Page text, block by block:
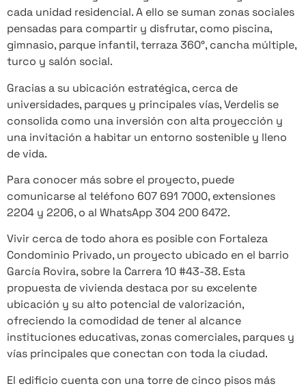
cada unidad residencial. A ello se suman zonas sociales
pensadas para compartir y disfrutar, como piscina,
gimnasio, parque infantil, terraza 360°, cancha múltiple,
turco y salón social.
Gracias a su ubicación estratégica, cerca de
universidades, parques y principales vías, Verdelis se
consolida como una inversión con alta proyección y
una invitación a habitar un entorno sostenible y lleno
de vida.
Para conocer más sobre el proyecto, puede
comunicarse al teléfono 607 691 7000, extensiones
2204 y 2206, o al WhatsApp 304 200 6472.
Vivir cerca de todo ahora es posible con Fortaleza
Condominio Privado, un proyecto ubicado en el barrio
García Rovira, sobre la Carrera 10 #43-38. Esta
propuesta de vivienda destaca por su excelente
ubicación y su alto potencial de valorización,
ofreciendo la comodidad de tener al alcance
instituciones educativas, zonas comerciales, parques y
vías principales que conectan con toda la ciudad.
El edificio cuenta con una torre de cinco pisos más